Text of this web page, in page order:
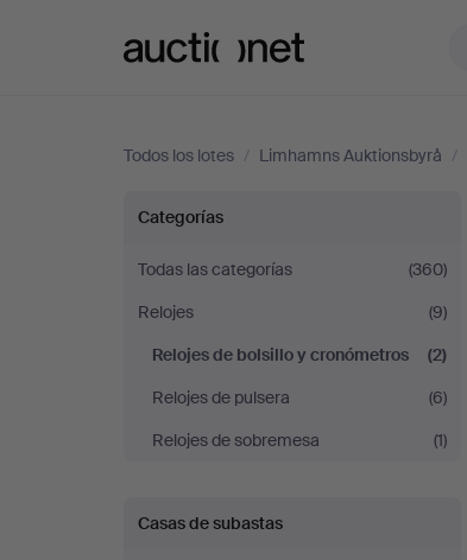
Todos los lotes / Limhamns Auktionsbyrå /
Relojes
de
bolsillo
cronómetros
Categorías
Todas las categorías
(360)
Relojes
(9)
Relojes de bolsillo y cronómetros
(2)
Relojes de pulsera
(6)
Relojes de sobremesa
(1)
Casas de subastas